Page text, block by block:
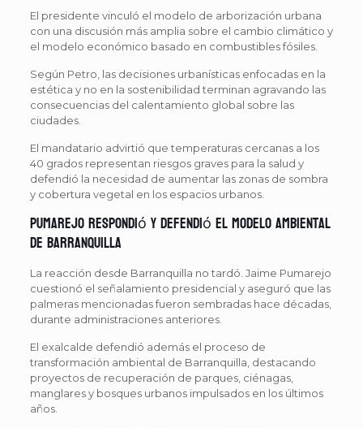
El presidente vinculó el modelo de arborización urbana
con una discusión más amplia sobre el cambio climático y
el modelo económico basado en combustibles fósiles.
Según Petro, las decisiones urbanísticas enfocadas en la
estética y no en la sostenibilidad terminan agravando las
consecuencias del calentamiento global sobre las
ciudades.
El mandatario advirtió que temperaturas cercanas a los
40 grados representan riesgos graves para la salud y
defendió la necesidad de aumentar las zonas de sombra
y cobertura vegetal en los espacios urbanos.
Pumarejo respondió y defendió el modelo ambiental
de Barranquilla
La reacción desde Barranquilla no tardó. Jaime Pumarejo
cuestionó el señalamiento presidencial y aseguró que las
palmeras mencionadas fueron sembradas hace décadas,
durante administraciones anteriores.
El exalcalde defendió además el proceso de
transformación ambiental de Barranquilla, destacando
proyectos de recuperación de parques, ciénagas,
manglares y bosques urbanos impulsados en los últimos
años.